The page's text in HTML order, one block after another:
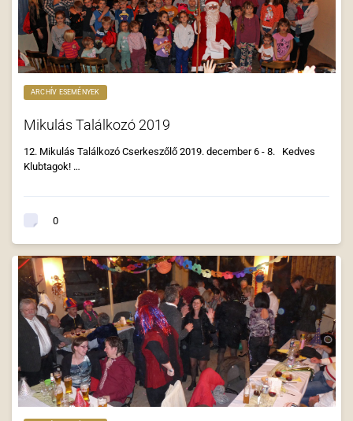
ARCHÍV ESEMÉNYEK
Mikulás Találkozó 2019
12. Mikulás Találkozó Cserkeszőlő 2019. december 6 - 8. Kedves
Klubtagok! …
0